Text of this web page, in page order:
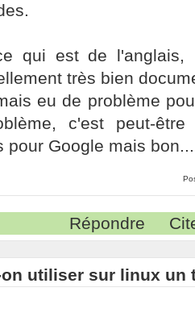
qui est de l'anglais,
très bien
eu de problème
c'est peut-
pour Google mais bon...
Répondre
utiliser sur linux un